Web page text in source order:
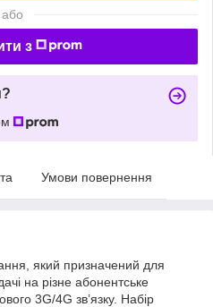
або
з
Умови повернення
який призначений для
на різне абонентське
3G/4G зв’язку. Набір